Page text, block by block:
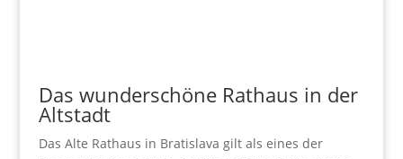
Das wunderschöne Rathaus in der
Altstadt
Das Alte Rathaus in Bratislava gilt als eines der